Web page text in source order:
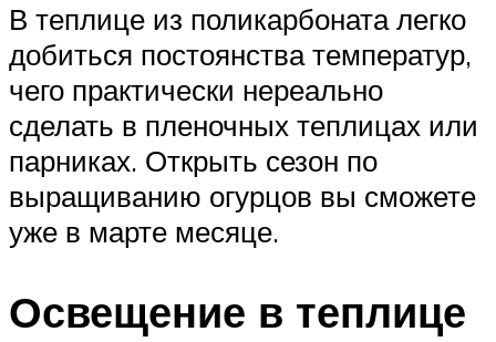
В теплице из поликарбоната легко
добиться постоянства температур,
чего практически нереально
сделать в пленочных теплицах или
парниках. Открыть сезон по
выращиванию огурцов вы сможете
уже в марте месяце.
Освещение в теплице